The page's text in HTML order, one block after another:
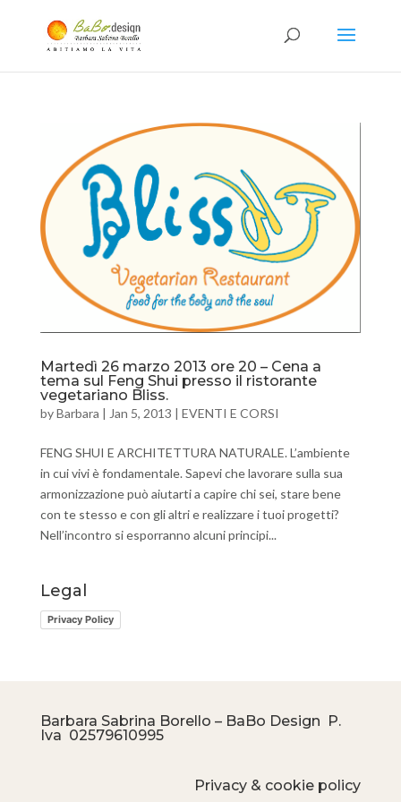
Martedì 26 marzo 2013 ore 20 – Cena a
tema sul Feng Shui presso il ristorante
vegetariano Bliss.
byBarbara | Jan 5, 2013 | EVENTI E CORSI
FENG SHUI E ARCHITETTURA NATURALE. L’ambiente
in cui vivi è fondamentale. Sapevi che lavorare sulla sua
armonizzazione può aiutarti a capire chi sei, stare bene
con te stesso e con gli altri e realizzare i tuoi progetti?
Nell’incontro si esporranno alcuni principi...
Legal
Privacy Policy
Barbara Sabrina Borello – BaBo Design P.
Iva 02579610995
Privacy & cookie policy